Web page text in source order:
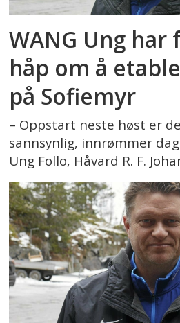
WANG Ung
håp om å
på Sofiemyr
– Oppstart neste høst er
sannsynlig, innrømmer
Ung Follo, Håvard R. F.